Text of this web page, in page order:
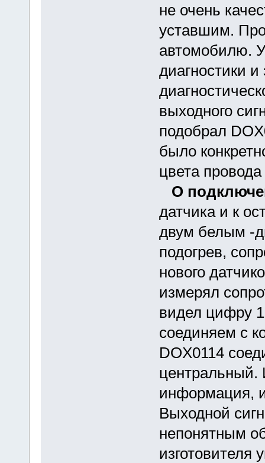
не очень
уставшим.
автомобилю.
диагностики
выходного
подобрал
было
цвета
О
датчика и к
двум белым -
подогрев,
нового
измерял
видел цифру
соединяем с
DOX0114
центральный.
информация,
Выходной
непонятным